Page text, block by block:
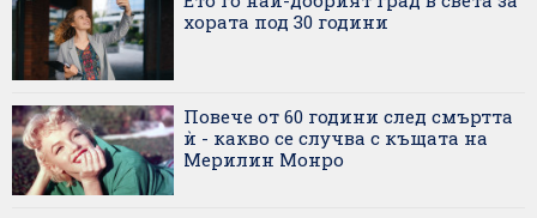
хората под 30 години
Повече от 60 години след смъртта
ѝ - какво се случва с къщата на
Мерилин Монро